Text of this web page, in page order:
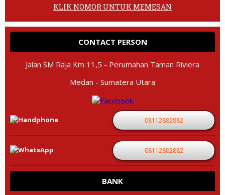
KLIK NOMOR UNTUK MEMESAN
CONTACT PERSON
Jalan SM Raja Km 11,5 - Perumahan Taman Riviera
Medan - Sumatera Utara
08112882882
08112882882
BANK